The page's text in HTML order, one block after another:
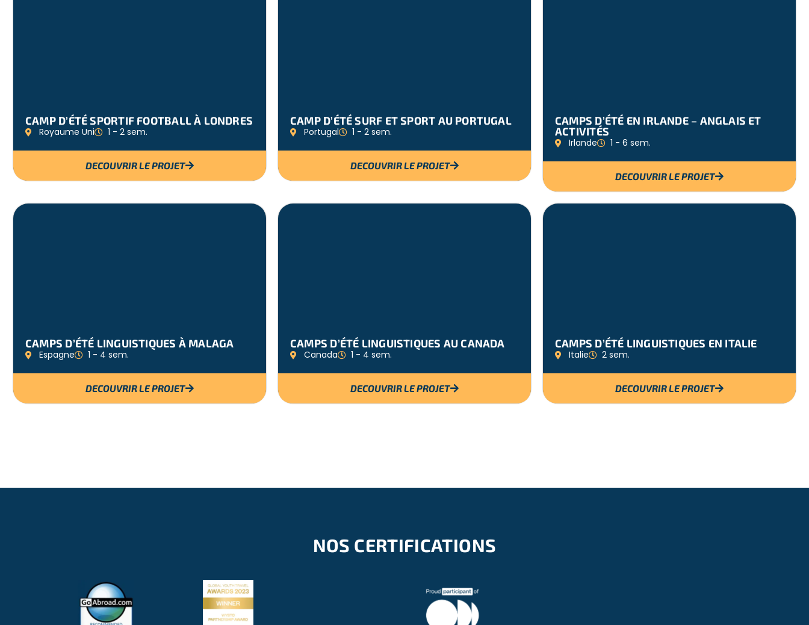
CAMP D’ÉTÉ SPORTIF FOOTBALL À LONDRES
Royaume Uni 1 - 2 sem.
DECOUVRIR LE PROJET
CAMP D’ÉTÉ SURF ET SPORT AU PORTUGAL
Portugal 1 - 2 sem.
DECOUVRIR LE PROJET
CAMPS D’ÉTÉ EN IRLANDE – ANGLAIS ET
ACTIVITÉS
Irlande 1 - 6 sem.
DECOUVRIR LE PROJET
CAMPS D’ÉTÉ LINGUISTIQUES À MALAGA
Espagne 1 - 4 sem.
DECOUVRIR LE PROJET
CAMPS D’ÉTÉ LINGUISTIQUES AU CANADA
Canada 1 - 4 sem.
DECOUVRIR LE PROJET
CAMPS D’ÉTÉ LINGUISTIQUES EN ITALIE
Italie 2 sem.
DECOUVRIR LE PROJET
NOS CERTIFICATIONS